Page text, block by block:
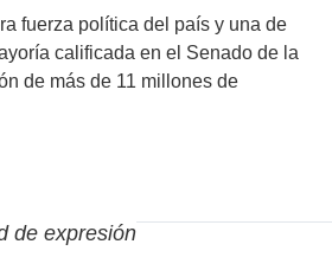
fuerza política del país y una de
calificada en el Senado de la
de más de 11 millones de
de expresión